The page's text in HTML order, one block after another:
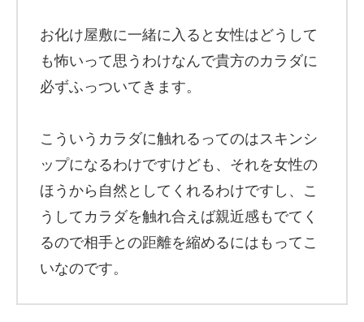
お化け屋敷に一緒に入ると女性はどうして
も怖いって思うわけなんで貴方のカラダに
必ずふっついてきます。
こういうカラダに触れるってのはスキンシ
ップになるわけですけども、それを女性の
ほうから自然としてくれるわけですし、こ
うしてカラダを触れ合えば親近感もでてく
るので相手との距離を縮めるにはもってこ
いなのです。